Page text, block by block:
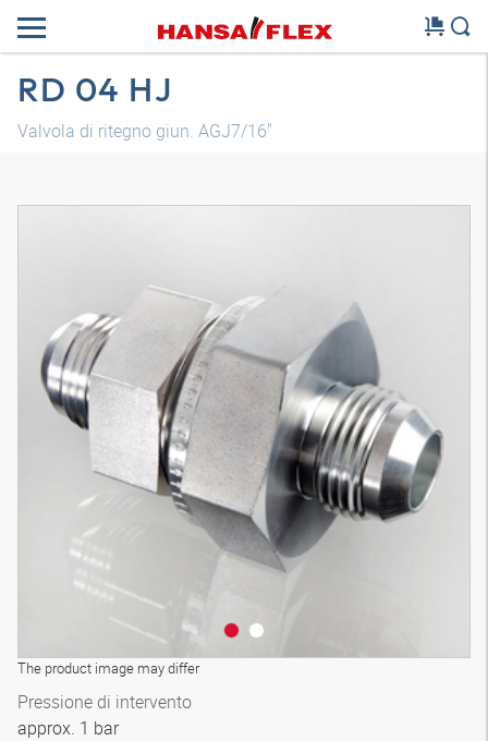
RD 04 HJ
Valvola di ritegno giun. AGJ7/16"
The product image may differ
Pressione di intervento
approx. 1 bar